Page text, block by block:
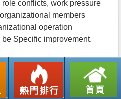
conflicts, work pressure
members
operation
Specific improvement.
返回列表